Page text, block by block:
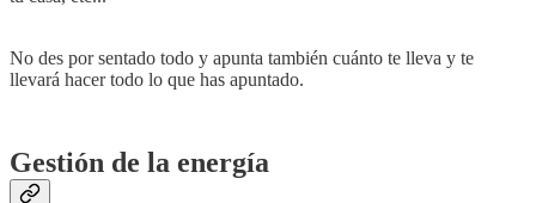
No des por sentado todo y apunta también cuánto te lleva y te
llevará hacer todo lo que has apuntado.
Gestión de la energía